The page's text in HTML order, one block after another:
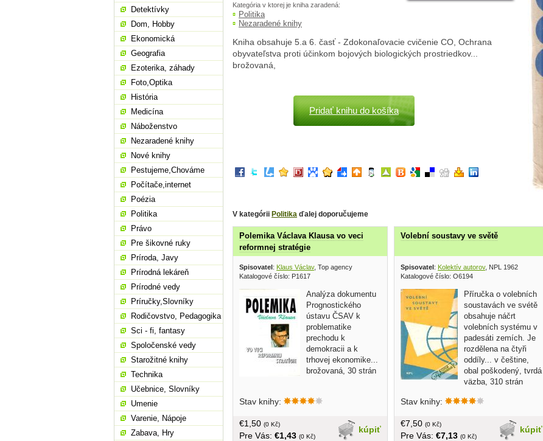
Kategória v ktorej je kniha zaradená:
Politika
Nezaradené knihy
Kniha obsahuje 5.a 6. časť - Zdokonaľovacie cvičenie CO, Ochrana
obyvateľstva proti účinkom bojových biologických prostriedkov...
brožovaná,
Pridať knihu do košíka
V kategórii Politika ďalej doporučujeme
Polemika Václava Klausa vo veci
reformnej stratégie
Spisovatel: Klaus Václav, Top agency
Katalogové číslo: P1617
Analýza dokumentu
Prognostického
ústavu ČSAV k
problematike
prechodu k
demokracii a k
trhovej ekonomike...
brožovaná, 30 strán
Stav knihy:
kúpiť
€1,50 (0 Kč)
Pre Vás: €1,43 (0 Kč)
Volební soustavy ve světě
Spisovatel: Kolektív autorov, NPL 1962
Katalogové číslo: O6194
Příručka o volebních
soustavách ve svétě
obsahuje náčrt
volebních systému v
padesáti zemích. Je
rozdělena na čtyři
oddíly... v češtine,
obal poškodený, tvrdá
väzba, 310 strán
Stav knihy:
kúpiť
€7,50 (0 Kč)
Pre Vás: €7,13 (0 Kč)
Detektívky
Dom, Hobby
Ekonomická
Geografia
Ezoterika, záhady
Foto,Optika
História
Medicína
Náboženstvo
Nezaradené knihy
Nové knihy
Pestujeme,Chováme
Počítače,internet
Poézia
Politika
Právo
Pre šikovné ruky
Príroda, Javy
Prírodná lekáreň
Prírodné vedy
Príručky,Slovníky
Rodičovstvo, Pedagogika
Sci - fi, fantasy
Spoločenské vedy
Starožitné knihy
Technika
Učebnice, Slovníky
Umenie
Varenie, Nápoje
Zabava, Hry